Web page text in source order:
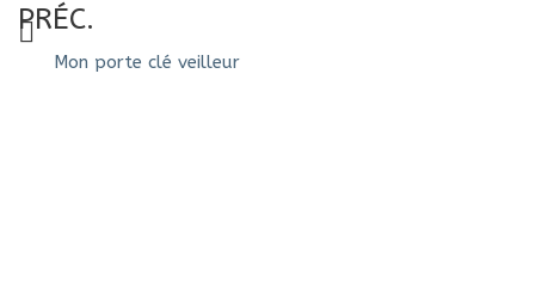
PRÉC.
Mon porte clé veilleur